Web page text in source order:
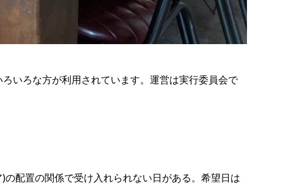
いろな方が利用されています。運営は実行委員会で
配置の関係で受け入れられない日がある。希望日は